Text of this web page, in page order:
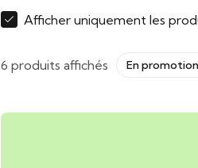
Afficher uniquement les
6 produits affichés En promotion